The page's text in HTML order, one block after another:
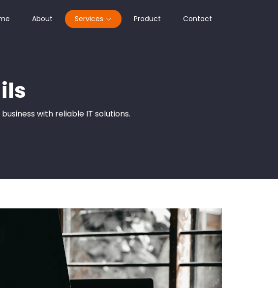
About Services Product Contact
with reliable IT solutions.